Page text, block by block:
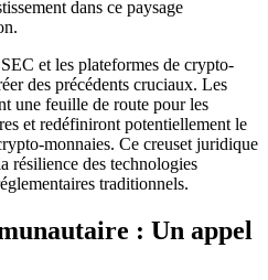
dans ce paysage
et les plateformes de crypto-
des précédents cruciaux. Les
une feuille de route pour les
et redéfiniront potentiellement le
monnaies. Ce creuset juridique
résilience des technologies
traditionnels.
: Un appel